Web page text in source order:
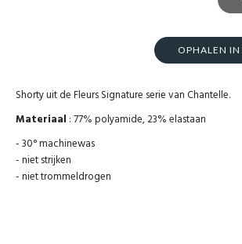
OPHALEN
Shorty uit de Fleurs Signature serie van Chantelle.
Materiaal : 77% polyamide, 23% elastaan
- 30° machinewas
- niet strijken
- niet trommeldrogen